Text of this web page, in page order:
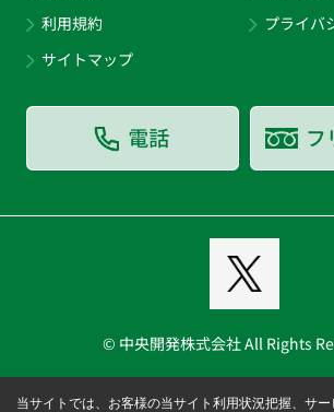
利用規約
サイトマップ
プライバ
© 中央開発株式会社 All Rights
当サイトでは、お客様の当サイト利用状況把握、サー